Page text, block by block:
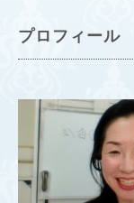
プロフィール